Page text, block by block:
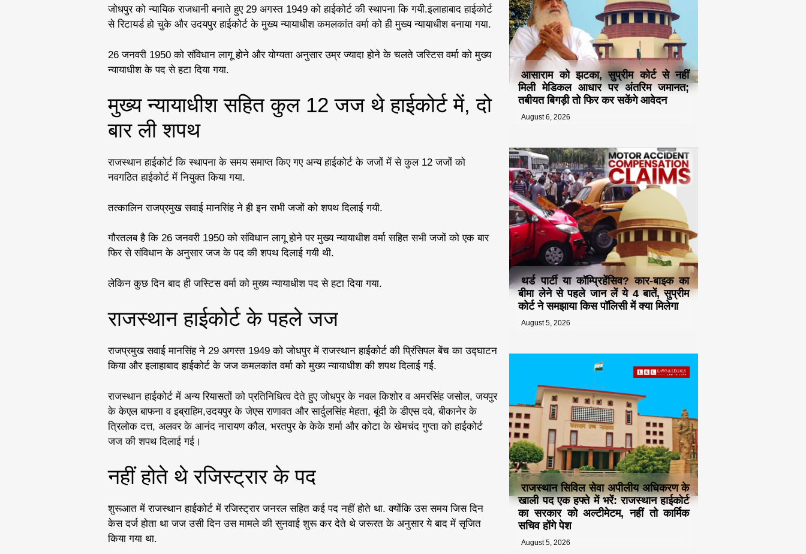
आसाराम को झटका, सुप्रीम कोर्ट से नहीं
मिली मेडिकल आधार पर अंतरिम जमानत;
तबीयत बिगड़ी तो फिर कर सकेंगे आवेदन
August 6, 2026
थर्ड पार्टी या कॉम्प्रिहेंसिव? कार-बाइक का
बीमा लेने से पहले जान लें ये 4 बातें, सुप्रीम
कोर्ट ने समझाया किस पॉलिसी में क्या मिलेगा
August 5, 2026
राजस्थान सिविल सेवा अपीलीय अधिकरण के
खाली पद एक हफ्ते में भरें: राजस्थान हाईकोर्ट
का सरकार को अल्टीमेटम, नहीं तो कार्मिक
सचिव होंगे पेश
August 5, 2026
जोधपुर को न्यायिक राजधानी बनाते हुए 29 अगस्त 1949 को हाईकोर्ट की स्थापना कि गयी.इलाहाबाद हाईकोर्ट
से रिटायर्ड हो चुके और उदयपुर हाईकोर्ट के मुख्य न्यायाधीश कमलकांत वर्मा को ही मुख्य न्यायाधीश बनाया गया.
26 जनवरी 1950 को संविधान लागू होने और योग्यता अनुसार उम्र ज्यादा होने के चलते जस्टिस वर्मा को मुख्य
न्यायाधीश के पद से हटा दिया गया.
मुख्य न्यायाधीश सहित कुल 12 जज थे हाईकोर्ट में, दो
बार ली शपथ
राजस्थान हाईकोर्ट कि स्थापना के समय समाप्त किए गए अन्य हाईकोर्ट के जजों में से कुल 12 जजों को
नवगठित हाईकोर्ट में नियुक्त किया गया.
तत्कालिन राजप्रमुख सवाई मानसिंह ने ही इन सभी जजों को शपथ दिलाई गयी.
गौरतलब है कि 26 जनवरी 1950 को संविधान लागू होने पर मुख्य न्यायाधीश वर्मा सहित सभी जजों को एक बार
फिर से संविधान के अनुसार जज के पद की शपथ दिलाई गयी थी.
लेकिन कुछ दिन बाद ही जस्टिस वर्मा को मुख्य न्यायाधीश पद से हटा दिया गया.
राजस्थान हाईकोर्ट के पहले जज
राजप्रमुख सवाई मानसिंह ने 29 अगस्त 1949 को जोधपुर में राजस्थान हाईकोर्ट की प्रिंसिपल बेंच का उद्घाटन
किया और इलाहाबाद हाईकोर्ट के जज कमलकांत वर्मा को मुख्य न्यायाधीश की शपथ दिलाई गई.
राजस्थान हाईकोर्ट में अन्य रियासतों को प्रतिनिधित्व देते हुए जोधपुर के नवल किशोर व अमरसिंह जसोल, जयपुर
के केएल बाफना व इब्राहिम,उदयपुर के जेएस राणावत और सार्दुलसिंह मेहता, बूंदी के डीएस दवे, बीकानेर के
त्रिलोक दत्त, अलवर के आनंद नारायण कौल, भरतपुर के केके शर्मा और कोटा के खेमचंद गुप्ता को हाईकोर्ट
जज की शपथ दिलाई गई।
नहीं होते थे रजिस्ट्रार के पद
शुरूआत में राजस्थान हाईकोर्ट में रजिस्ट्रार जनरल सहित कई पद नहीं होते था. क्योंकि उस समय जिस दिन
केस दर्ज होता था जज उसी दिन उस मामले की सुनवाई शुरू कर देते थे जरूरत के अनुसार ये बाद में सृजित
किया गया था.